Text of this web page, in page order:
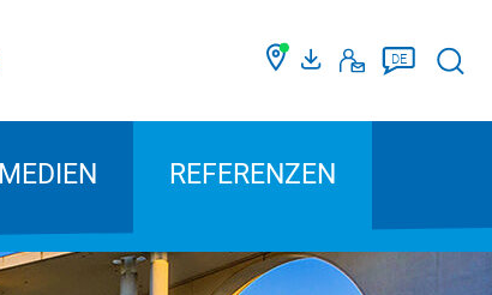
DE
MEDIEN REFERENZEN